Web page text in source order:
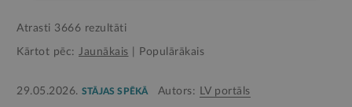
Atrasti 3666 rezultāti
Kārtot pēc: Jaunākais Populārākais
29.05.2026. STĀJAS SPĒKĀ Autors: LV portāls